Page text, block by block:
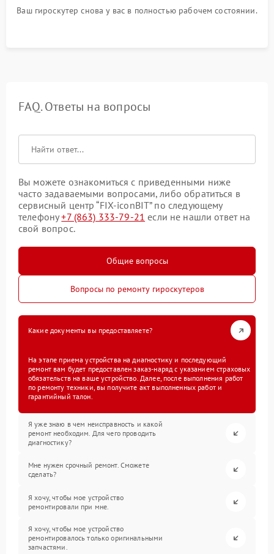
Ваш гироскутер снова у вас в полностью рабочем состоянии.
FAQ. Ответы на вопросы
Вы можете ознакомиться с приведенными ниже
часто задаваемыми вопросами, либо обратиться в
сервисный центр “FIX-iconBIT” по следующему
телефону+7 (863) 333-79-21 если не нашли ответ на
свой вопрос.
Общие вопросы
Вопросы по ремонту гироскутеров
Какие документы вы предоставляете?
На этапе приема устройства на диагностику и последующий
ремонт вам будет предоставлен заказ-наряд с указанием страховых
обязательств на ваше устройство. Далее, после выполнения работ
по ремонту техники, вы получите акт выполненных работ и
гарантийный талон.
Я уже знаю в чем неисправность и какой
ремонт необходим. Для чего проводить
диагностику?
Мне нужен срочный ремонт. Сможете
сделать?
Я хочу, чтобы мое устройство
ремонтировали при мне.
Я хочу, чтобы мое устройство
ремонтировалось только оригинальными
запчастями.